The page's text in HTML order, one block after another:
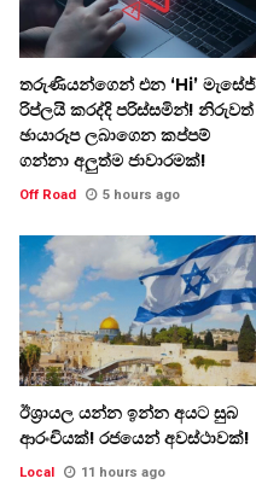
තරුණියන්ගෙන් එන ‘Hi’ මැසේජ්
රිප්ලයි කරද්දි පරිස්සමින්! නිරුවත්
ඡායාරූප ලබාගෙන කප්පම්
ගන්නා අලුත්ම ජාවාරමක්!
Off Road 5 hours ago
ඊශ්‍රායල යන්න ඉන්න අයට සුබ
ආරංචියක්! ‍රජයෙන් අවස්ථාවක්!
Local 11 hours ago